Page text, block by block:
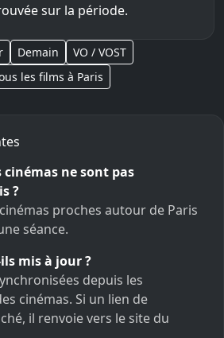
sur la période.
Demain
VO / VOST
les films à Paris
ne sont pas
?
proches autour de Paris
séance.
mis à jour ?
depuis les
cinémas. Si un lien de
il renvoie vers le site du